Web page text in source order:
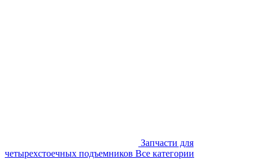
Запчасти для
четырехстоечных подъемников Все категории